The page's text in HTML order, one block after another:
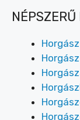
NÉPSZERŰ